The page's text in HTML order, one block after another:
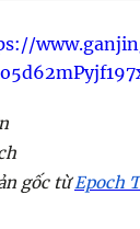
gốc từEpoch